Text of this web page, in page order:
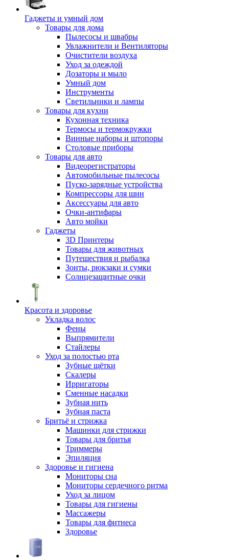
Гаджеты и умный дом
Товары для дома
Пылесосы и швабры
Увлажнители и Вентиляторы
Очистители воздуха
Уход за одеждой
Дозаторы и мыло
Умный дом
Инструменты
Светильники и лампы
Товары для кухни
Кухонная техника
Термосы и термокружки
Винные наборы и штопоры
Столовые приборы
Товары для авто
Видеорегистраторы
Автомобильные пылесосы
Пуско-зарядные устройства
Компрессоры для шин
Аксессуары для авто
Очки-антифары
Авто мойки
Гаджеты
3D Принтеры
Товары для животных
Путешествия и рыбалка
Зонты, рюкзаки и сумки
Солнцезащитные очки
Красота и здоровье
Укладка волос
Фены
Выпрямители
Стайлеры
Уход за полостью рта
Зубные щётки
Скалеры
Ирригаторы
Сменные насадки
Зубная нить
Зубная паста
Бритьё и стрижка
Машинки для стрижки
Товары для бритья
Триммеры
Эпиляция
Здоровье и гигиена
Мониторы сна
Мониторы сердечного ритма
Уход за лицом
Товары для гигиены
Массажеры
Товары для фитнеса
Здоровье